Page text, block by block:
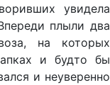
увидела
плыли два
на которых
и будто бы
и неуверенно